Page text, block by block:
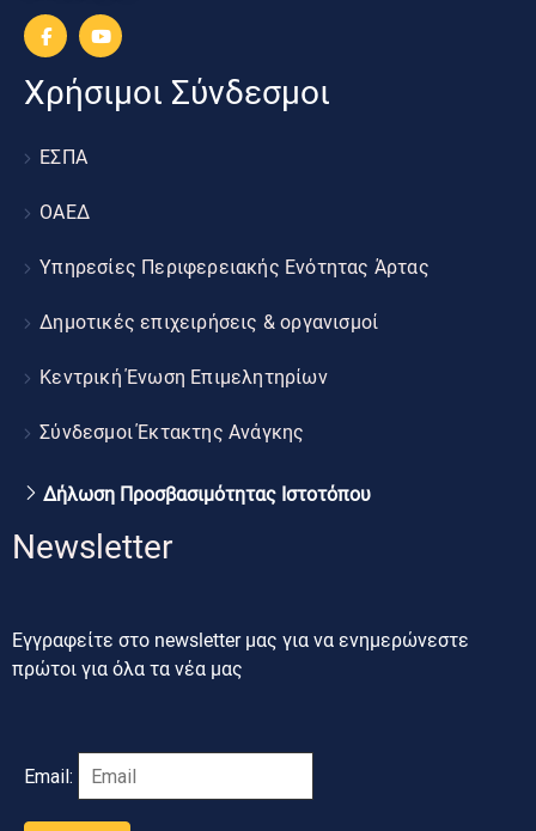
Χρήσιμοι Σύνδεσμοι
ΕΣΠΑ
ΟΑΕΔ
Υπηρεσίες Περιφερειακής Ενότητας Άρτας
Δημοτικές επιχειρήσεις & οργανισμοί
Κεντρική Ένωση Επιμελητηρίων
Σύνδεσμοι Έκτακτης Ανάγκης
Δήλωση Προσβασιμότητας Ιστοτόπου
Newsletter
Εγγραφείτε στο newsletter μας για να ενημερώνεστε
πρώτοι για όλα τα νέα μας
Email: